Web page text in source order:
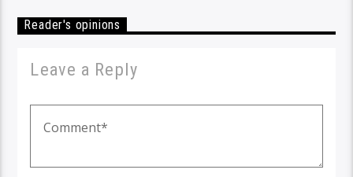
Reader's opinions
Leave a Reply